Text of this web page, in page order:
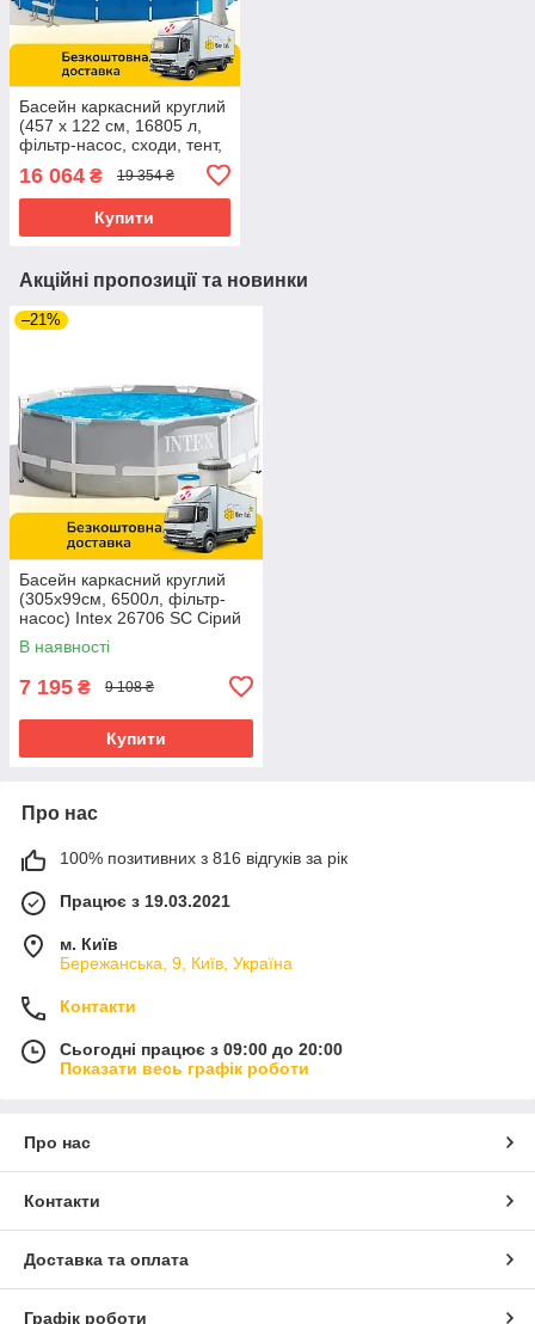
Басейн каркасний круглий
(457 x 122 см, 16805 л,
фільтр-насос, сходи, тент,
Синій
16 064 ₴ 19 354 ₴
Купити
Акційні пропозиції та новинки
–21%
Басейн каркасний круглий
(305x99см, 6500л, фільтр-
насос) Intex 26706 SC Сірий
В наявності
7 195 ₴ 9 108 ₴
Купити
Про нас
100% позитивних з 816 відгуків за рік
Працює з 19.03.2021
м. Київ
Бережанська, 9, Київ, Україна
Контакти
Сьогодні працює з 09:00 до 20:00
Показати весь графік роботи
Про нас
Контакти
Доставка та оплата
Графік роботи